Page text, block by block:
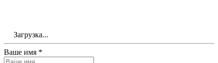
Загрузка...
Ваше имя *